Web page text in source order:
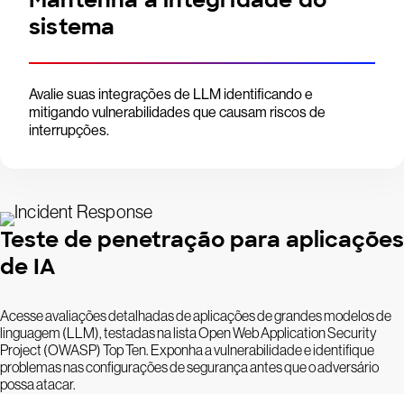
sistema
Avalie suas integrações de LLM identificando e
mitigando vulnerabilidades que causam riscos de
interrupções.
Teste de penetração para aplicações
de IA
Acesse avaliações detalhadas de aplicações de grandes modelos de
linguagem (LLM), testadas na lista Open Web Application Security
Project (OWASP) Top Ten. Exponha a vulnerabilidade e identifique
problemas nas configurações de segurança antes que o adversário
possa atacar.